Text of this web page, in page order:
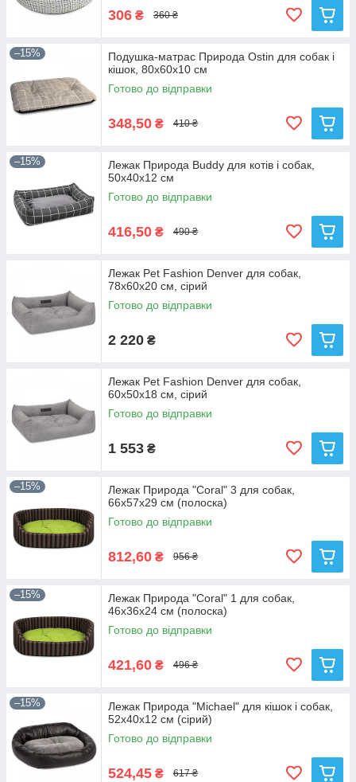
306 ₴ 360 ₴
–15%
Подушка-матрас Природа Ostin для собак і
кішок, 80х60х10 см
Готово до відправки
348,50 ₴ 410 ₴
–15%
Лежак Природа Buddy для котів і собак,
50х40х12 см
Готово до відправки
416,50 ₴ 490 ₴
Лежак Pet Fashion Denver для собак,
78х60х20 см, сірий
Готово до відправки
2 220 ₴
Лежак Pet Fashion Denver для собак,
60х50х18 см, сірий
Готово до відправки
1 553 ₴
–15%
Лежак Природа "Coral" 3 для собак,
66х57х29 см (полоска)
Готово до відправки
812,60 ₴ 956 ₴
–15%
Лежак Природа "Coral" 1 для собак,
46х36х24 см (полоска)
Готово до відправки
421,60 ₴ 496 ₴
–15%
Лежак Природа "Michael" для кішок і собак,
52х40х12 см (сірий)
Готово до відправки
524,45 ₴ 617 ₴